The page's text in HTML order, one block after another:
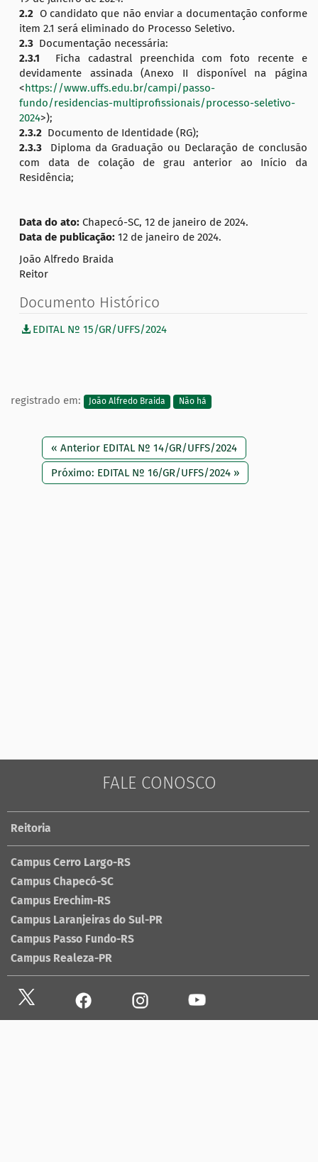
2.2 O candidato que não enviar a documentação conforme
item 2.1 será eliminado do Processo Seletivo.
2.3 Documentação necessária:
2.3.1
Ficha cadastral preenchida com foto recente e
devidamente assinada (Anexo II disponível na página
<https://www.uffs.edu.br/campi/passo-
fundo/residencias-multiprofissionais/processo-seletivo-
2024>);
2.3.2 Documento de Identidade (RG);
2.3.3
Diploma da Graduação ou Declaração de conclusão
com data de colação de grau anterior ao Início da
Residência;
Data do ato: Chapecó-SC, 12 de janeiro de 2024.
Data de publicação: 12 de janeiro de 2024.
João Alfredo Braida
Reitor
Documento Histórico
EDITAL Nº 15/GR/UFFS/2024
registrado em: João Alfredo Braida Não há
« Anterior EDITAL Nº 14/GR/UFFS/2024
Próximo: EDITAL Nº 16/GR/UFFS/2024 »
FALE CONOSCO
Reitoria
Campus Cerro Largo-RS
Campus Chapecó-SC
Campus Erechim-RS
Campus Laranjeiras do Sul-PR
Campus Passo Fundo-RS
Campus Realeza-PR